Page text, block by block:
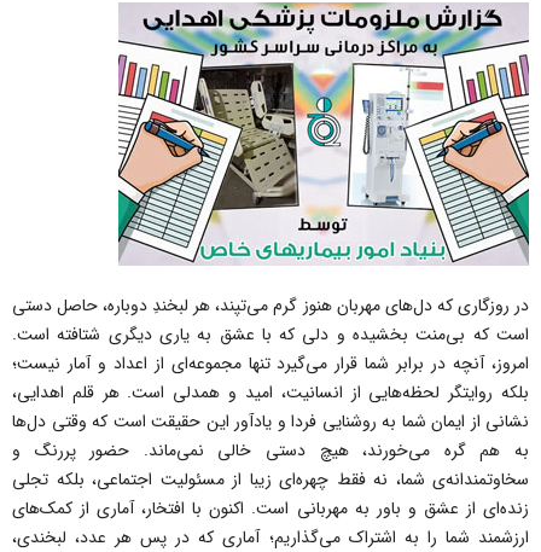
در روزگاری که دل‌های مهربان هنوز گرم می‌تپند، هر لبخندِ دوباره، حاصل دستی
است که بی‌منت بخشیده و دلی که با عشق به یاری دیگری شتافته است.
امروز، آنچه در برابر شما قرار می‌گیرد تنها مجموعه‌ای از اعداد و آمار نیست؛
بلکه روایتگر لحظه‌هایی از انسانیت، امید و همدلی است. هر قلم اهدایی،
نشانی از ایمان شما به روشنایی فردا و یادآور این حقیقت است که وقتی دل‌ها
به هم گره می‌خورند، هیچ دستی خالی نمی‌ماند. حضور پررنگ و
سخاوتمندانه‌ی شما، نه فقط چهره‌ای زیبا از مسئولیت اجتماعی، بلکه تجلی
زنده‌ای از عشق و باور به مهربانی است. اکنون با افتخار، آماری از کمک‌های
ارزشمند شما را به اشتراک می‌گذاریم؛ آماری که در پس هر عدد، لبخندی،